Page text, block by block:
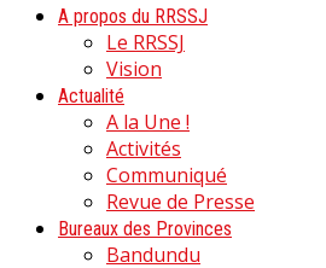
A propos du RRSSJ
Le RRSSJ
Vision
Actualité
A la Une !
Activités
Communiqué
Revue de Presse
Bureaux des Provinces
Bandundu